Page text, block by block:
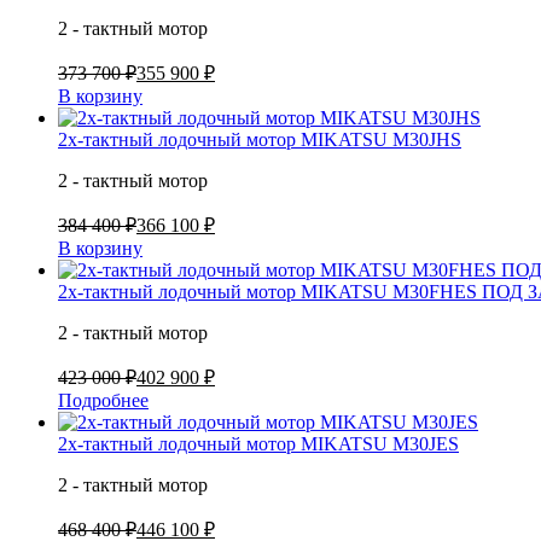
2 - тактный мотор
373 700 ₽355 900 ₽
В корзину
2х-тактный лодочный мотор MIKATSU M30JHS
2 - тактный мотор
384 400 ₽366 100 ₽
В корзину
2х-тактный лодочный мотор MIKATSU M30FHES ПОД
2 - тактный мотор
423 000 ₽402 900 ₽
Подробнее
2х-тактный лодочный мотор MIKATSU M30JES
2 - тактный мотор
468 400 ₽446 100 ₽